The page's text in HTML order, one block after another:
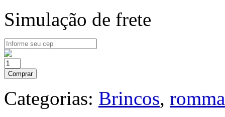
Simulação de frete
Comprar
Categorias: Brincos,